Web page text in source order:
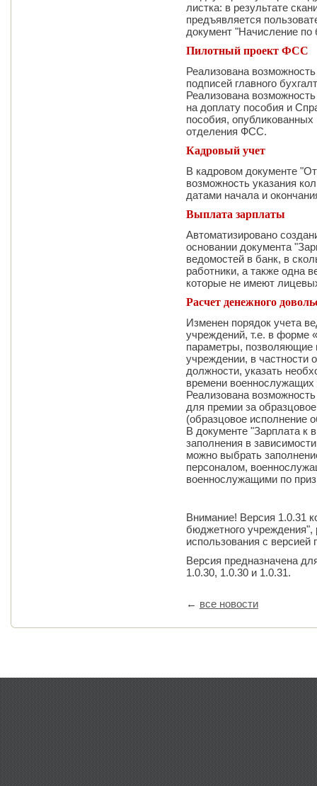
листка: в результате
предъявляется
документ "Начисление по
Пилотный проект ФСС
Реализована
подписей главного
Реализована
на доплату пособия и
пособия, опубликованных
отделения ФСС.
Кадровый учет
В кадровом документе
возможность указания
датами начала и
Выплата зарплаты
Автоматизировано
основании документа
ведомостей в банк, в
работники, а также одна
которые не имеют
Расчет денежного
Изменен порядок учета
учреждений, т.е. в форме
параметры, позволяющие
учреждении, в частности
должности, указать
времени военнослужащих
Реализована
для премии за
(образцовое исполнение
В документе "Зарплата к
заполнения в
можно выбрать
персоналом,
военнослужащими по
Внимание! Версия 1.0.31
бюджетного учреждения",
использования с
Версия предназначена
1.0.30, 1.0.30 и 1.0.31.
← все новости